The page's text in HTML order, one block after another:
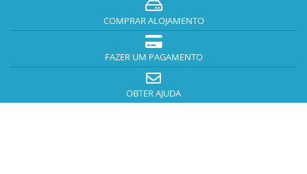
COMPRAR ALOJAMENTO
FAZER UM PAGAMENTO
OBTER AJUDA